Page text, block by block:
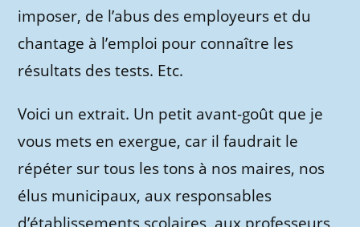
imposer, de l’abus des employeurs et du
chantage à l’emploi pour connaître les
résultats des tests. Etc.
Voici un extrait. Un petit avant-goût que je
vous mets en exergue, car il faudrait le
répéter sur tous les tons à nos maires, nos
élus municipaux, aux responsables